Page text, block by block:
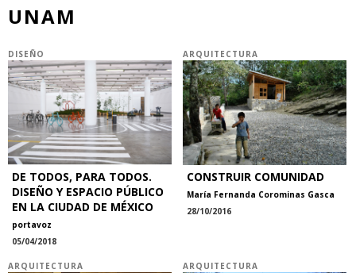
ENTREVISTAS
COLABORADORES
UNAM
DISEÑO
DE TODOS, PARA TODOS.
DISEÑO Y ESPACIO PÚBLICO
EN LA CIUDAD DE MÉXICO
portavoz
05/04/2018
ARQUITECTURA
CONSTRUIR COMUNIDAD
María Fernanda Corominas Gasca
28/10/2016
ARQUITECTURA ARQUITECTURA